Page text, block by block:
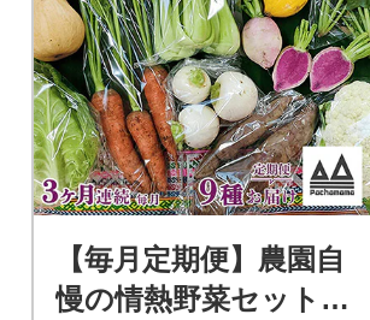
【毎月定期便】農園自
慢の情熱野菜セット9